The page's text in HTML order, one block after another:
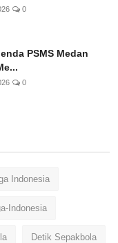
0
PSMS Medan
0
Indonesia
Indonesia
Detik Sepakbola